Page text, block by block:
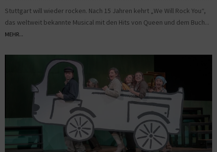
Stuttgart will wieder rocken. Nach 15 Jahren kehrt „We Will Rock You“,
das weltweit bekannte Musical mit den Hits von Queen und dem Buch...
MEHR...